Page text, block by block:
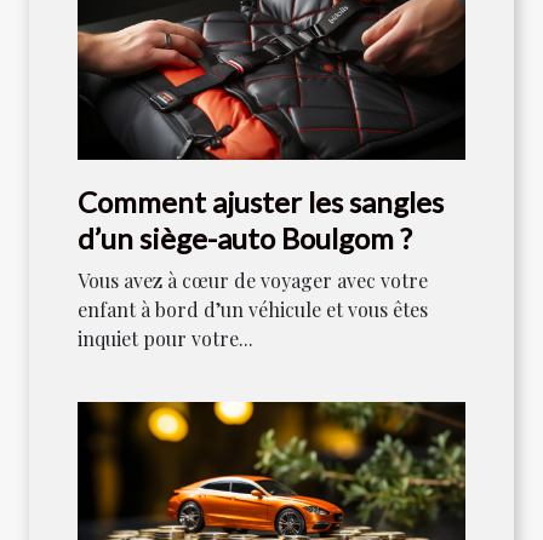
Comment ajuster les sangles
d’un siège-auto Boulgom ?
Vous avez à cœur de voyager avec votre
enfant à bord d’un véhicule et vous êtes
inquiet pour votre...